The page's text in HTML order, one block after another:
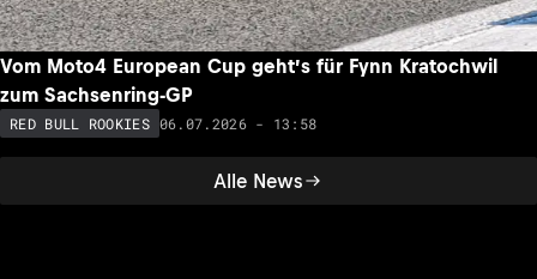
Alle News
Vom Moto4 European Cup geht’s für Fynn Kratochwil
zum Sachsenring-GP
RED BULL ROOKIES 06.07.2026 - 13:58